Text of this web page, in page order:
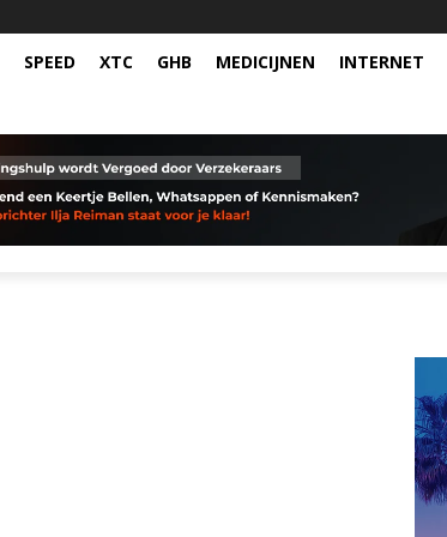
SPEED XTC GHB MEDICIJNEN INTERNET